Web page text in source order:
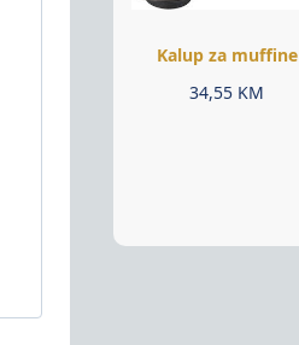
Kalup za muffine
34,55 KM